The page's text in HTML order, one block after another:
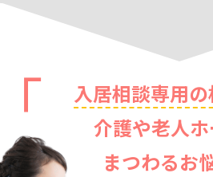
入居相談専用
介護や老人
まつわるお